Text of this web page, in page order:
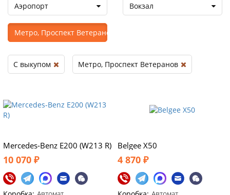
Mercedes-Benz E200 (W213 R)
10 070 ₽
Belgee X50
4 870 ₽
Аэропорт
Вокзал
Метро, Проспект Ветеранов
С выкупом Метро, Проспект Ветеранов